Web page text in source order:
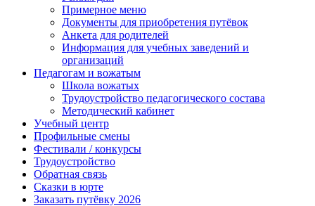
Примерное меню
Документы для приобретения путёвок
Анкета для родителей
Информация для учебных заведений и
организаций
Педагогам и вожатым
Школа вожатых
Трудоустройство педагогического состава
Методический кабинет
Учебный центр
Профильные смены
Фестивали / конкурсы
Трудоустройство
Обратная связь
Сказки в юрте
Заказать путёвку 2026